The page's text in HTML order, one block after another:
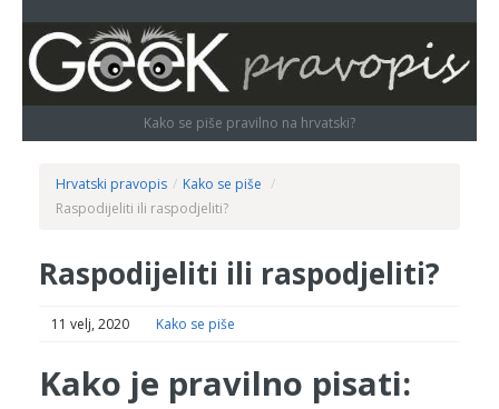
Kako se piše pravilno na hrvatski?
Hrvatski pravopis / Kako se piše /
Raspodijeliti ili raspodjeliti?
Raspodijeliti ili raspodjeliti?
11 velj, 2020 Kako se piše
Kako je pravilno pisati: